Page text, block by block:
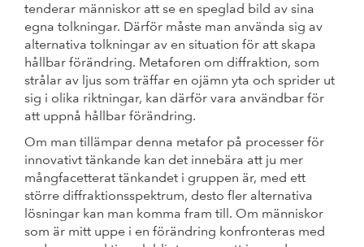
tenderar människor att se en speglad bild av sina
egna tolkningar. Därför måste man använda sig av
alternativa tolkningar av en situation för att skapa
hållbar förändring. Metaforen om diffraktion, som
strålar av ljus som träffar en ojämn yta och sprider ut
sig i olika riktningar, kan därför vara användbar för
att uppnå hållbar förändring.
Om man tillämpar denna metafor på processer för
innovativt tänkande kan det innebära att ju mer
mångfacetterat tänkandet i gruppen är, med ett
större diffraktionsspektrum, desto fler alternativa
lösningar kan man komma fram till. Om människor
som är mitt uppe i en förändring konfronteras med